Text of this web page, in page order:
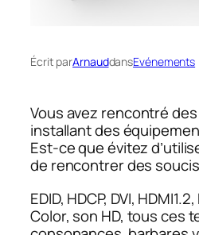
Écrit parArnauddansEvénements
Vous avez rencontré
installant des
Est-ce que évitez
de rencontrer des
EDID, HDCP, DVI,
Color, son HD, tous ces